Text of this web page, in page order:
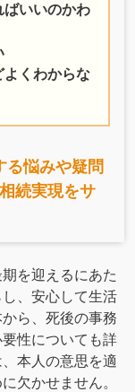
ばいいのかわ
よくわからな
る悩みや疑問
続実現をサ
を迎えるにあた
、安心して生活
ら、死後の事務
性についても詳
本人の意思を適
欠かせません。